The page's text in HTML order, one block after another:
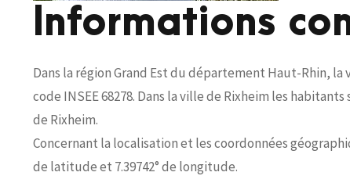
Informations
Dans la région Grand Est du département Haut-Rhin,
code INSEE 68278. Dans la ville de Rixheim les
de Rixheim.
Concernant la localisation et les coordonnées
de latitude et 7.39742° de longitude.